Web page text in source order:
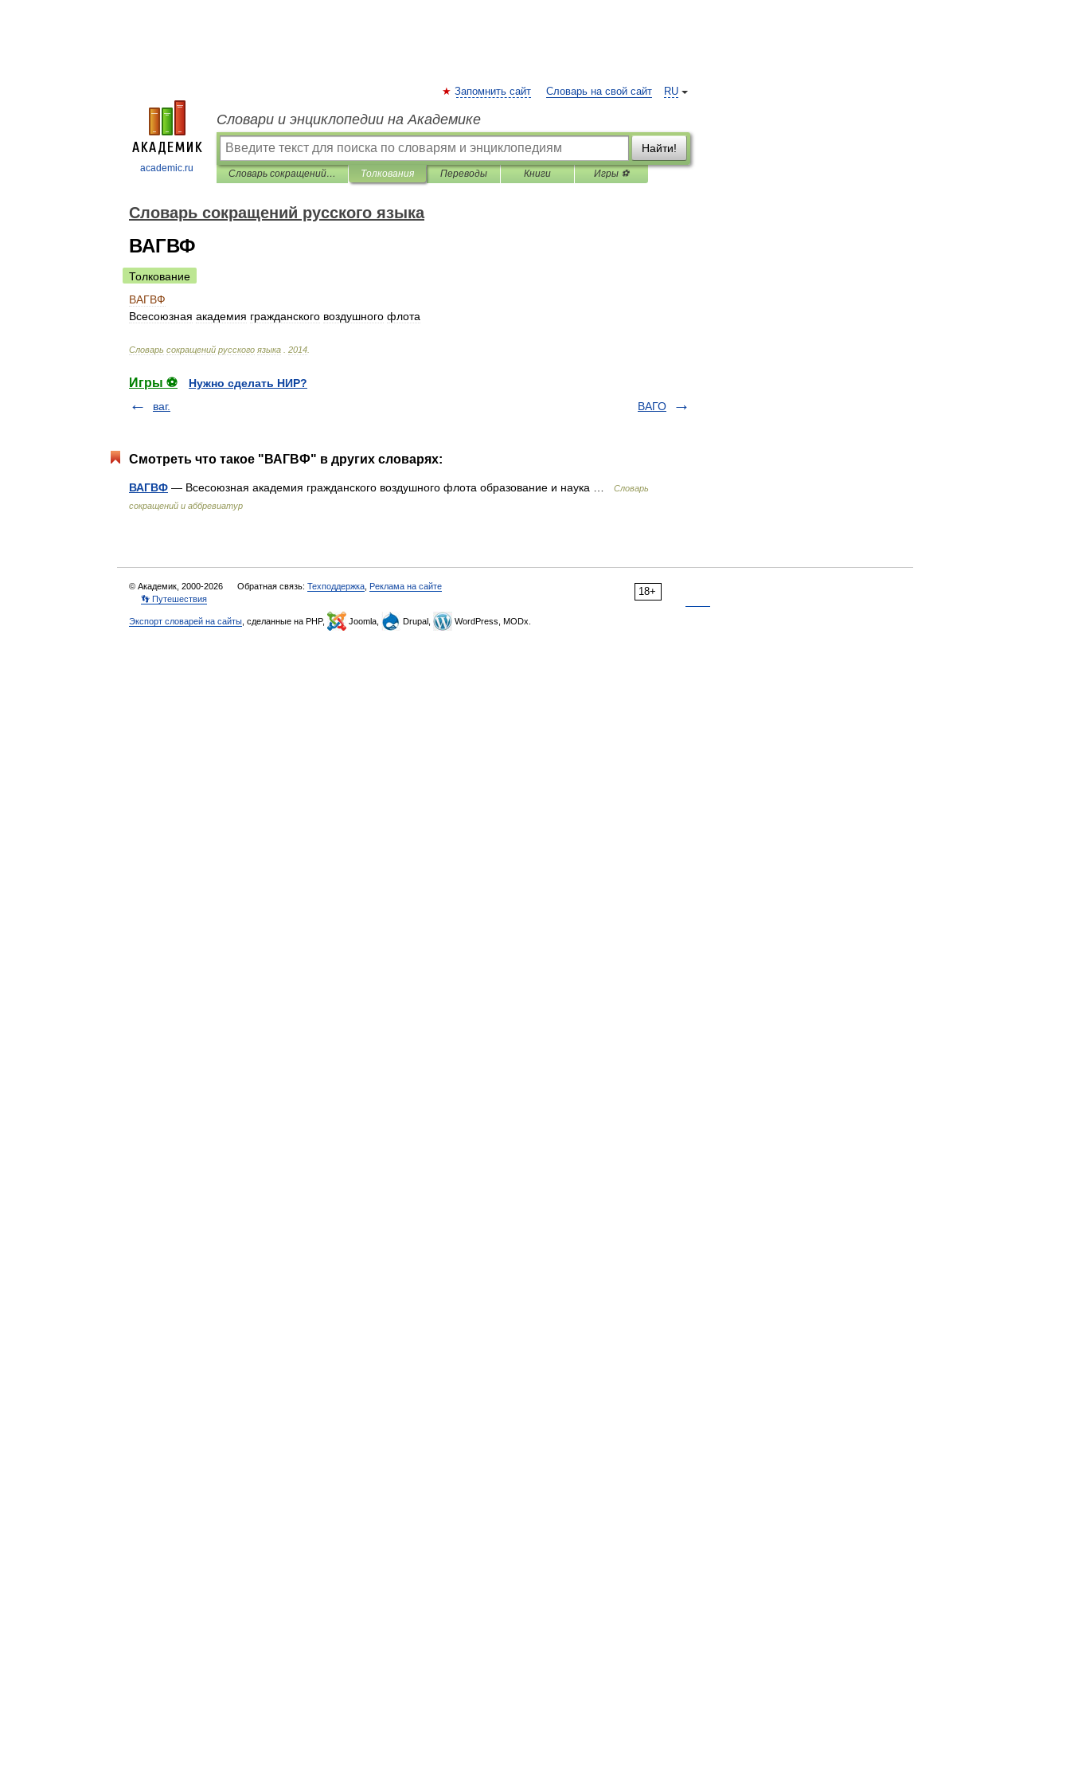
academic.ru
RU
Запомнить сайт Словарь на свой сайт
Словари и энциклопедии на Академике
Найти!
Словарь сокращений русского языка Толкования Переводы Книги Игры ⚽
Словарь сокращений русского языка
ВАГВФ
Толкование
ВАГВФ
Всесоюзная академия гражданского воздушного флота
Словарь сокращений русского языка 2014
Игры ⚽
Нужно сделать НИР?
ваг.
ВАГО
Смотреть что такое "ВАГВФ" в других словарях:
ВАГВФ — Всесоюзная академия гражданского воздушного флота образование и наука …
Словарь
сокращений и аббревиатур
18+
© Академик, 2000-2026 Обратная связь: Техподдержка Реклама на сайте
👣 Путешествия
Экспорт словарей на сайты , сделанные на PHP, Joomla, Drupal, WordPress, MODx.